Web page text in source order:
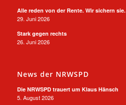
Alle reden von der Rente. Wir sichern sie.
29. Juni 2026
Stark gegen rechts
26. Juni 2026
News der NRWSPD
Die NRWSPD trauert um Klaus Hänsch
5. August 2026